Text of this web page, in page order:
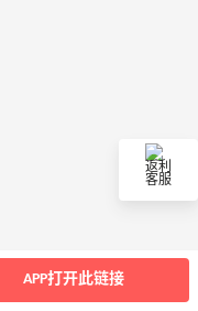
返利
客服
APP打开此链接